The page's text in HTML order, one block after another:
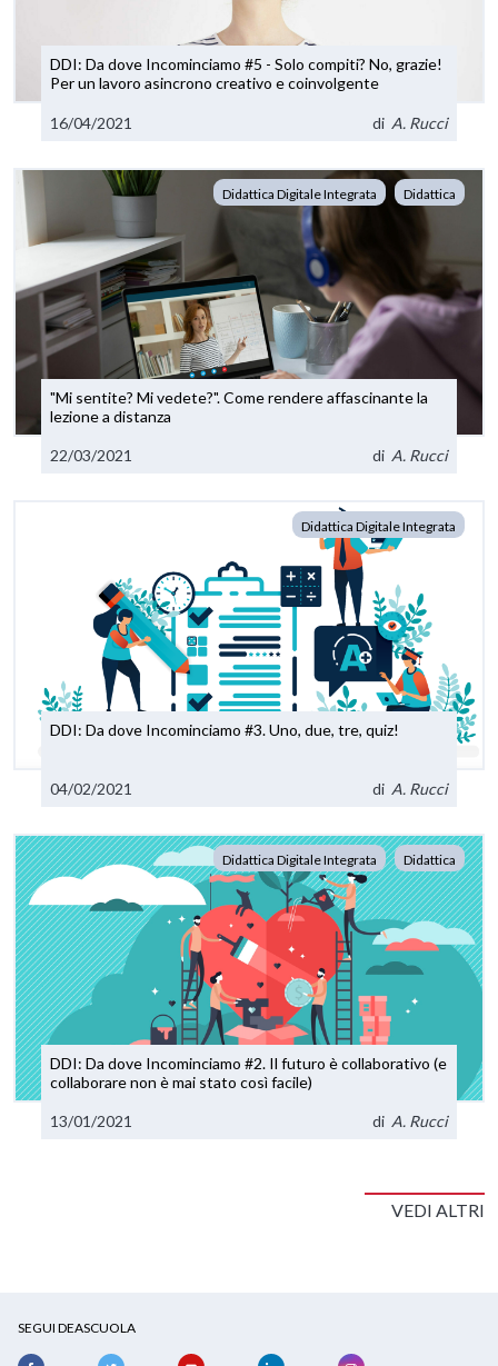
DDI: Da dove Incominciamo #5 - Solo compiti? No, grazie!
Per un lavoro asincrono creativo e coinvolgente
16/04/2021 di A. Rucci
Didattica Digitale Integrata Didattica
"Mi sentite? Mi vedete?". Come rendere affascinante la
lezione a distanza
22/03/2021 di A. Rucci
Didattica Digitale Integrata
DDI: Da dove Incominciamo #3. Uno, due, tre, quiz!
04/02/2021 di A. Rucci
Didattica Digitale Integrata Didattica
DDI: Da dove Incominciamo #2. Il futuro è collaborativo (e
collaborare non è mai stato così facile)
13/01/2021 di A. Rucci
VEDI ALTRI
SEGUI DEASCUOLA